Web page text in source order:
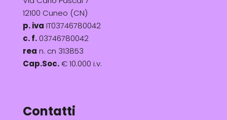
12100 Cuneo (CN)
p. iva IT03746780042
c. f.03746780042
rea n. cn 313853
Cap.Soc.€ 10.000 i.v.
Contatti